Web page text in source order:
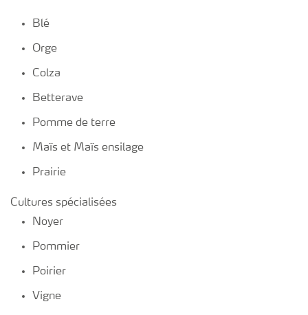
Blé
Orge
Colza
Betterave
Pomme de terre
Maïs et Maïs ensilage
Prairie
Cultures spécialisées
Noyer
Pommier
Poirier
Vigne